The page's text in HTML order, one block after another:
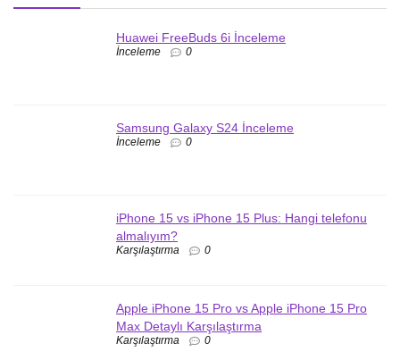
Huawei FreeBuds 6i İnceleme
İnceleme 0
Samsung Galaxy S24 İnceleme
İnceleme 0
iPhone 15 vs iPhone 15 Plus: Hangi telefonu
almalıyım?
Karşılaştırma 0
Apple iPhone 15 Pro vs Apple iPhone 15 Pro
Max Detaylı Karşılaştırma
Karşılaştırma 0